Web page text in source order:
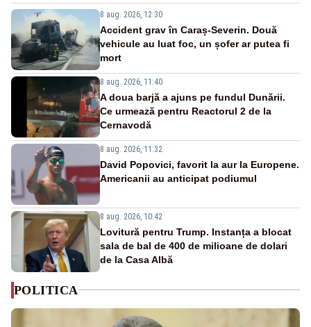
8 aug. 2026, 12:30
Accident grav în Caraș-Severin. Două
vehicule au luat foc, un șofer ar putea fi
mort
8 aug. 2026, 11:40
A doua barjă a ajuns pe fundul Dunării.
Ce urmează pentru Reactorul 2 de la
Cernavodă
8 aug. 2026, 11:32
David Popovici, favorit la aur la Europene.
Americanii au anticipat podiumul
8 aug. 2026, 10:42
Lovitură pentru Trump. Instanța a blocat
sala de bal de 400 de milioane de dolari
de la Casa Albă
POLITICA